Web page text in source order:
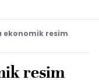
ekonomik resim
resim